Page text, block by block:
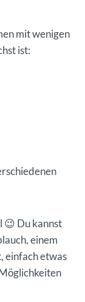
mit wenigen
ist:
😉 Du kannst
einem
einfach etwas